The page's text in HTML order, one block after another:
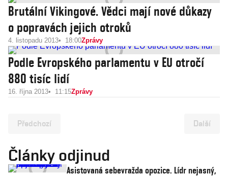
Brutální Vikingové. Vědci mají nové důkazy
o popravách jejich otroků
4. listopadu 2013 18:00Zprávy
Podle Evropského parlamentu v EU otročí
880 tisíc lidí
16. října 2013 11:15Zprávy
Předchozí Další
Články odjinud
Asistovaná sebevražda opozice. Lídr nejasný,